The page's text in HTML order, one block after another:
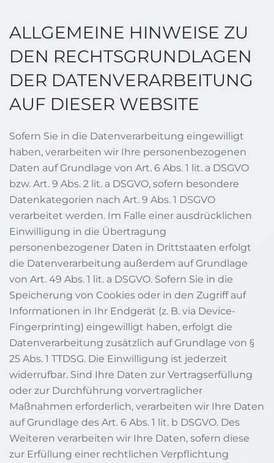
ALLGEMEINE HINWEISE ZU
DEN RECHTSGRUNDLAGEN
DER DATENVERARBEITUNG
AUF DIESER WEBSITE
Sofern Sie in die Datenverarbeitung eingewilligt
haben, verarbeiten wir Ihre personenbezogenen
Daten auf Grundlage von Art. 6 Abs. 1 lit. a DSGVO
bzw. Art. 9 Abs. 2 lit. a DSGVO, sofern besondere
Datenkategorien nach Art. 9 Abs. 1 DSGVO
verarbeitet werden. Im Falle einer ausdrücklichen
Einwilligung in die Übertragung
personenbezogener Daten in Drittstaaten erfolgt
die Datenverarbeitung außerdem auf Grundlage
von Art. 49 Abs. 1 lit. a DSGVO. Sofern Sie in die
Speicherung von Cookies oder in den Zugriff auf
Informationen in Ihr Endgerät (z. B. via Device-
Fingerprinting) eingewilligt haben, erfolgt die
Datenverarbeitung zusätzlich auf Grundlage von §
25 Abs. 1 TTDSG. Die Einwilligung ist jederzeit
widerrufbar. Sind Ihre Daten zur Vertragserfüllung
oder zur Durchführung vorvertraglicher
Maßnahmen erforderlich, verarbeiten wir Ihre Daten
auf Grundlage des Art. 6 Abs. 1 lit. b DSGVO. Des
Weiteren verarbeiten wir Ihre Daten, sofern diese
zur Erfüllung einer rechtlichen Verpflichtung